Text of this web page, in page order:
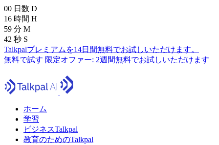
00 日数 D
16 時間 H
59 分 M
40 秒 S
Talkpalプレミアムを14日間無料でお試しいただけます。
無料で試す 限定オファー: 2週間無料でお試しいただけます
ホーム
学習
ビジネスTalkpal
教育のためのTalkpal